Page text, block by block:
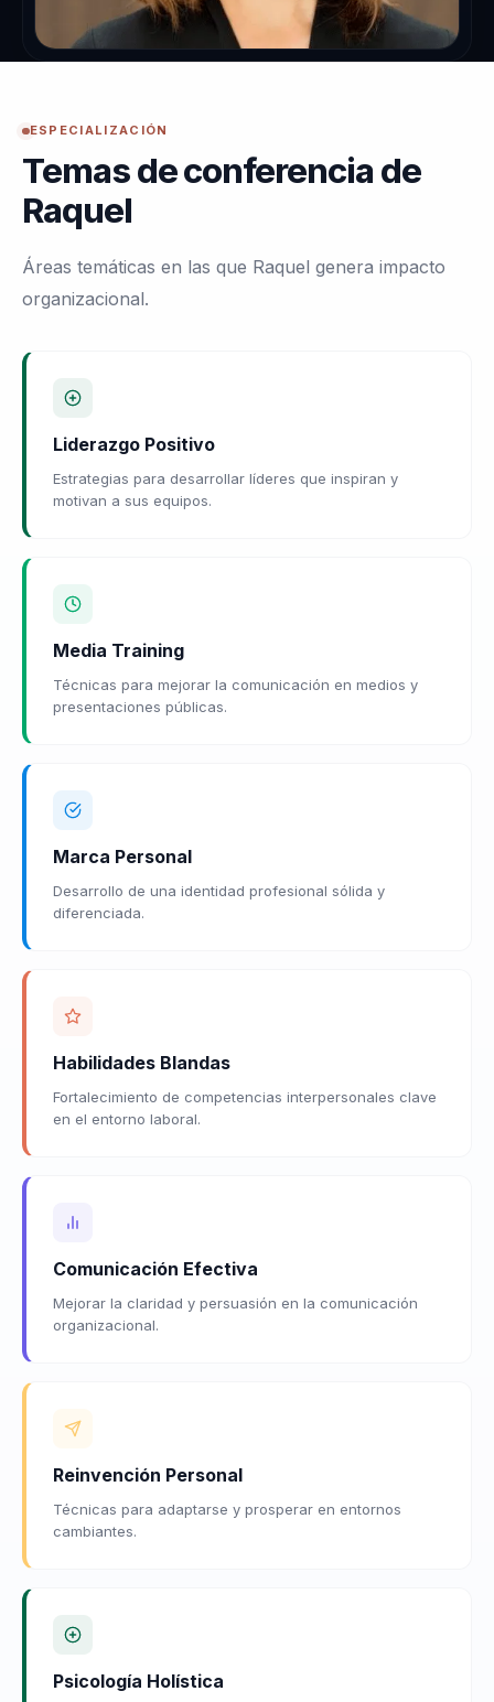
ESPECIALIZACIÓN
Temas de conferencia de
Raquel
Áreas temáticas en las que Raquel genera impacto
organizacional.
Liderazgo Positivo
Estrategias para desarrollar líderes que inspiran y
motivan a sus equipos.
Media Training
Técnicas para mejorar la comunicación en medios y
presentaciones públicas.
Marca Personal
Desarrollo de una identidad profesional sólida y
diferenciada.
Habilidades Blandas
Fortalecimiento de competencias interpersonales clave
en el entorno laboral.
Comunicación Efectiva
Mejorar la claridad y persuasión en la comunicación
organizacional.
Reinvención Personal
Técnicas para adaptarse y prosperar en entornos
cambiantes.
Psicología Holística